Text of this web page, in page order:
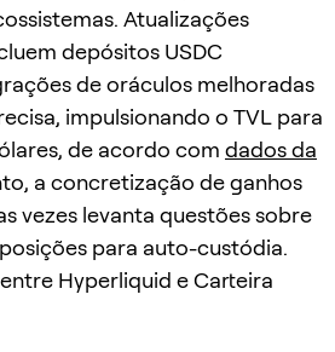
Atualizações
depósitos USDC
de oráculos melhoradas
impulsionando o TVL para
de acordo com dados da
a concretização de ganhos
vezes levanta questões sobre
para auto-custódia.
Hyperliquid e Carteira